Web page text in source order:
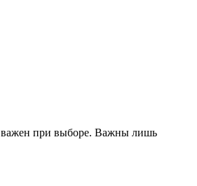
важен при выборе. Важны лишь